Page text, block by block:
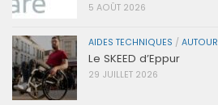
5 AOÛT 2026
AIDES TECHNIQUES /
Le SKEED d’Eppur
29 JUILLET 2026